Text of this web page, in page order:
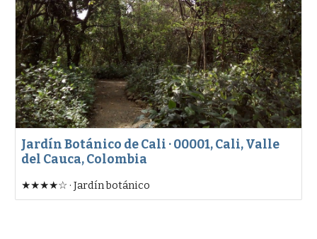
Jardín Botánico de Cali · 00001, Cali, Valle
del Cauca, Colombia
★★★★☆ · Jardín botánico